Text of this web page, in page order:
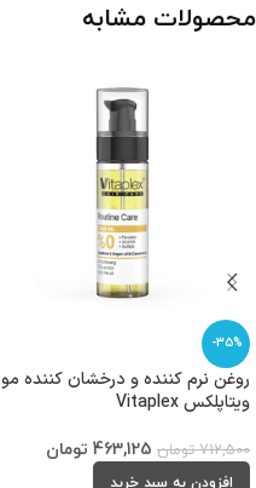
محصولات مشابه
-35%
روغن نرم کننده و درخشان کننده مو
ویتاپلکس Vitaplex
712,500 تومان 463,125 تومان
افزودن به سبد خرید